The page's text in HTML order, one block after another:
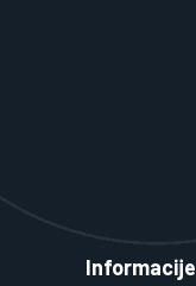
Informacije